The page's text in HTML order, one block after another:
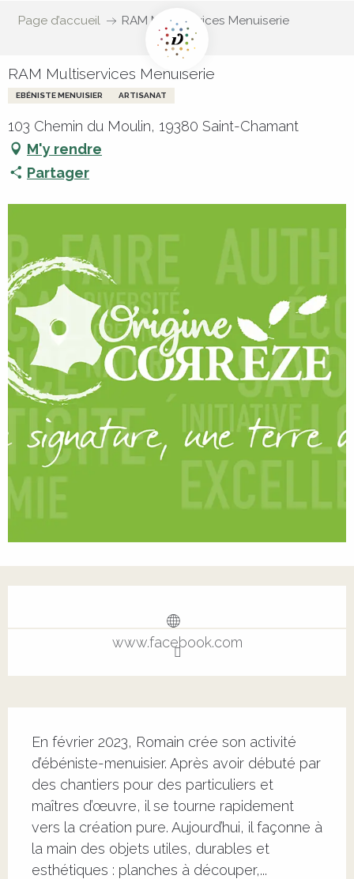
Page d’accueil RAM Multiservices Menuiserie
RAM Multiservices Menuiserie
EBÉNISTE MENUISIER ARTISANAT
103 Chemin du Moulin, 19380 Saint-Chamant
M'y rendre
Partager
www.facebook.com
En février 2023, Romain crée son activité
d’ébéniste-menuisier. Après avoir débuté par
des chantiers pour des particuliers et
maîtres d’œuvre, il se tourne rapidement
vers la création pure. Aujourd’hui, il façonne à
la main des objets utiles, durables et
esthétiques : planches à découper,...